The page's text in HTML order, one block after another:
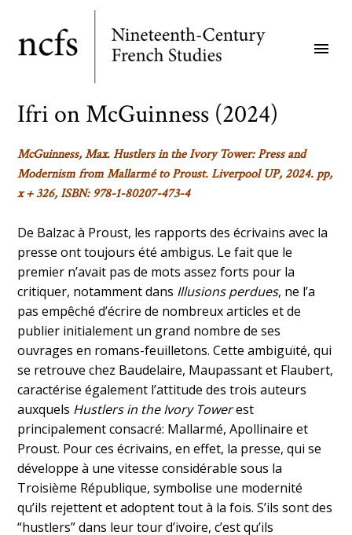
main
menu
Ifri on McGuinness (2024)
McGuinness, Max.Hustlers in the Ivory Tower: Press and
Modernism from Mallarmé to Proust. Liverpool UP, 2024. pp,
x + 326, ISBN: 978-1-80207-473-4
De Balzac à Proust, les rapports des écrivains avec la
presse ont toujours été ambigus. Le fait que le
premier n’avait pas de mots assez forts pour la
critiquer, notamment dans Illusions perdues, ne l’a
pas empêché d’écrire de nombreux articles et de
publier initialement un grand nombre de ses
ouvrages en romans-feuilletons. Cette ambiguïté, qui
se retrouve chez Baudelaire, Maupassant et Flaubert,
caractérise également l’attitude des trois auteurs
auxquels Hustlers in the Ivory Towerest
principalement consacré: Mallarmé, Apollinaire et
Proust. Pour ces écrivains, en effet, la presse, qui se
développe à une vitesse considérable sous la
Troisième République, symbolise une modernité
qu’ils rejettent et adoptent tout à la fois. S’ils sont des
“hustlers” dans leur tour d’ivoire, c’est qu’ils